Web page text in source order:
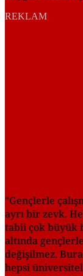
REKLAM
"Gençlerle
ayrı bir zevk.
tabii çok büyük
altında
değişilmez.
hepsi